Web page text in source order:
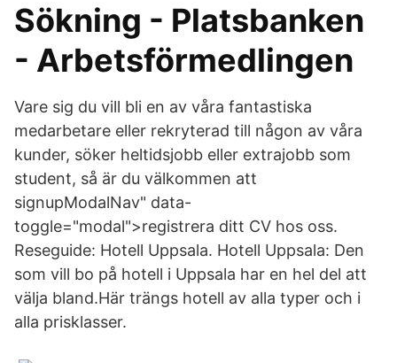
Sökning - Platsbanken
- Arbetsförmedlingen
Vare sig du vill bli en av våra fantastiska
medarbetare eller rekryterad till någon av våra
kunder, söker heltidsjobb eller extrajobb som
student, så är du välkommen att
signupModalNav" data-
toggle="modal">registrera ditt CV hos oss.
Reseguide: Hotell Uppsala. Hotell Uppsala: Den
som vill bo på hotell i Uppsala har en hel del att
välja bland.Här trängs hotell av alla typer och i
alla prisklasser.